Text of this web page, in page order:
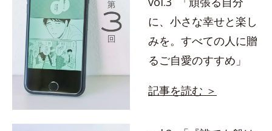
に、小さな幸せと楽し
みを。すべての人に贈
るご自愛のすすめ」
記事を読む ＞